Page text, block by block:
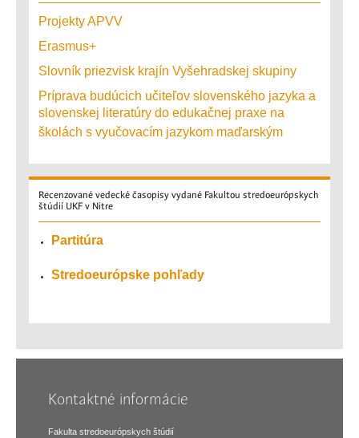
Projekty APVV
Erasmus+
Slovník priezvisk krajín Vyšehradskej skupiny
Príprava budúcich učiteľov slovenského jazyka a
slovenskej literatúry do edukačnej praxe na
školách s vyučovacím jazykom maďarským
Recenzované vedecké časopisy vydané Fakultou stredoeurópskych
štúdií UKF v Nitre
Partitúra
Stredoeurópske pohľady
Kontaktné informácie
Fakulta stredoeurópskych štúdií